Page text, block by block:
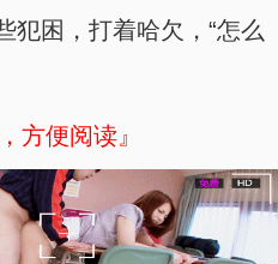
犯困，打着哈欠，“怎么
方便阅读』